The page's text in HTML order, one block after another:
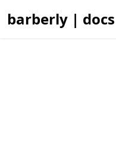
barberly | docs